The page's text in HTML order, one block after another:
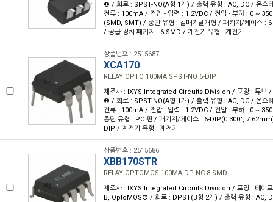
® / 회로 : SPST-NO(A형 1개) / 출력 유형 : AC, DC / 온스
전류 : 100mA / 전압 - 입력 : 1.2VDC / 전압 - 부하 : 0 ~
(SMD, SMT) / 종단 유형 : 갈매기날개형 / 패키지/케이스 :
/ 공급 장치 패키지 : 6-SMD / 계전기 유형 : 계전기
상품번호 : 2515687
XCA170
RELAY OPTO 100MA SPST-NO 6-DIP
제조사 : IXYS Integrated Circuits Division / 포장 : 튜브 /
® / 회로 : SPST-NO(A형 1개) / 출력 유형 : AC, DC / 온스
전류 : 100mA / 전압 - 입력 : 1.2VDC / 전압 - 부하 : 0 ~
종단 유형 : PC 핀 / 패키지/케이스 : 6-DIP(0.300",
DIP / 계전기 유형 : 계전기
상품번호 : 2515686
XBB170STR
RELAY OPTOMOS 100MA DP-NC 8-SMD
제조사 : IXYS Integrated Circuits Division / 포장 : 테이
B, OptoMOS® / 회로 : DPST(B형 2개) / 출력 유형 : AC,